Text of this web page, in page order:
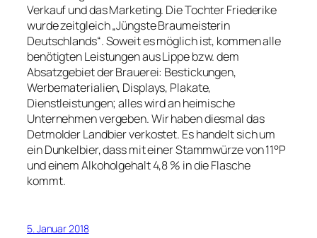
Verkauf und das Marketing. Die Tochter Friederike
wurde zeitgleich „Jüngste Braumeisterin
Deutschlands“. Soweit es möglich ist, kommen alle
benötigten Leistungen aus Lippe bzw. dem
Absatzgebiet der Brauerei: Bestickungen,
Werbematerialien, Displays, Plakate,
Dienstleistungen; alles wird an heimische
Unternehmen vergeben. Wir haben diesmal das
Detmolder Landbier verkostet. Es handelt sich um
ein Dunkelbier, dass mit einer Stammwürze von 11°P
und einem Alkoholgehalt 4,8 % in die Flasche
kommt.
5. Januar 2018